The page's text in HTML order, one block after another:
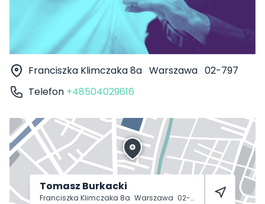
Franciszka Klimczaka 8a Warszawa 02-797
Telefon +48504029616
Tomasz Burkacki
Franciszka Klimczaka 8a Warszawa 02-797